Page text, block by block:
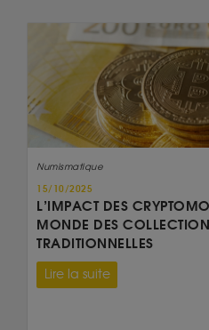
Numismatique
15/10/2025
L’IMPACT DES
MONDE DES
TRADITIONNELLES
Lire la suite